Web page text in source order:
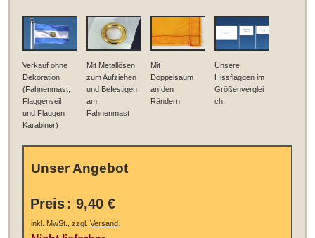
Verkauf ohne
Dekoration
(Fahnenmast,
Flaggenseil
und Flaggen
Karabiner)
Mit Metallösen
zum Aufziehen
und Befestigen
am
Fahnenmast
Mit
Doppelsaum
an den
Rändern
Unsere
Hissflaggen im
Größenverglei
ch
Unser Angebot
Preis : 9,40 €
inkl. MwSt., zzgl. Versand.